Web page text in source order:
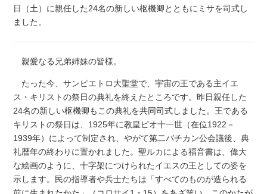
日（土）に親任した24名の新しい枢機卿とともにミサを司式し
ました。
親愛なる兄弟姉妹の皆様。
たった今、サンピエトロ大聖堂で、宇宙の王である主イエ
ス・キリストの祭日の典礼を終えたところです。昨日親任した
24名の新しい枢機卿もこの典礼を共同司式しました。王である
キリストの祭日は、1925年に教皇ピオ十一世（在位1922－
1939年）によって制定され、やがて第二バチカン公会議後、典
礼暦年の終わりに置かれました。聖ルカによる福音書は、偉大
な絵画のように、十字架につけられたイエスの王としての姿を
示します。民の指導者や兵士たちは「すべてのものが造られる